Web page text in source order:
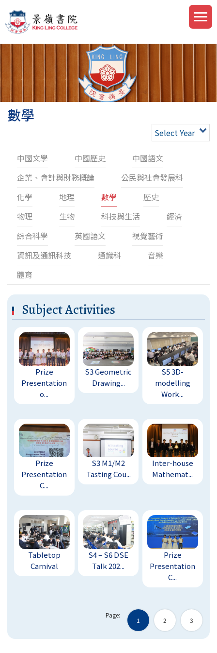
數學
Select Year
中國文學 中國歷史
中國語文
企業、會計與財務概論
公民與社會發展科
化學
地理 數學
歷史
物理
生物 科技與生活
經濟
綜合科學
英國語文
視覺藝術
資訊及通訊科技
通識科
音樂
體育
Subject Activities
Prize
Presentation
o...
S3 Geometric
Drawing...
S5 3D-
modelling
Work...
Prize
Presentation
C...
S3 M1/M2
Tasting Cou...
Inter-house
Mathemat...
Tabletop
Carnival
S4 – S6 DSE
Talk 202...
Prize
Presentation
C...
Page:
1 2 3